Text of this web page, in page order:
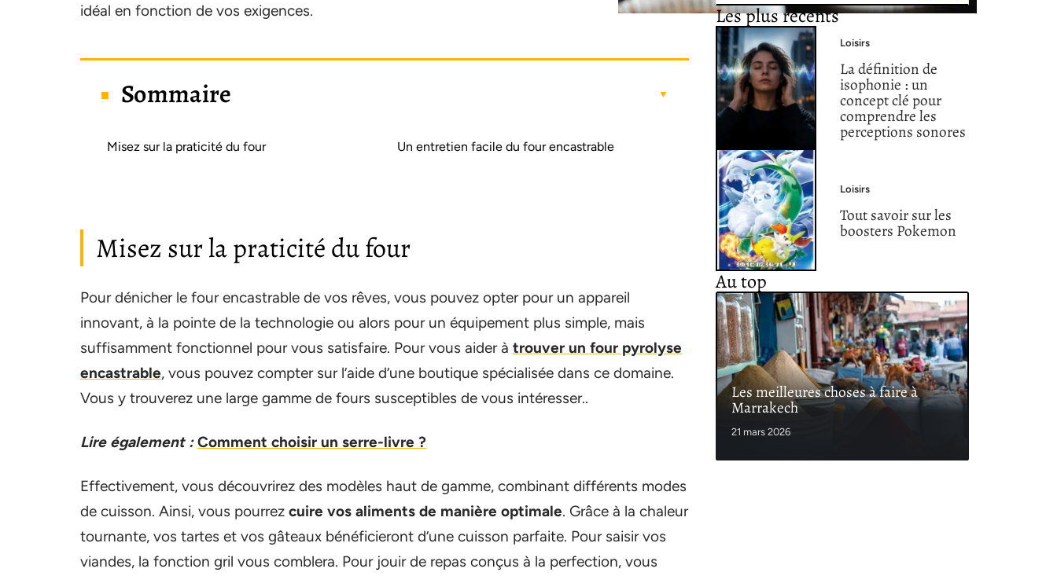
idéal en fonction de vos exigences.
Sommaire
Misez sur la praticité du four Un entretien facile du four encastrable
Misez sur la praticité du four
Pour dénicher le four encastrable de vos rêves, vous pouvez opter pour un appareil
innovant, à la pointe de la technologie ou alors pour un équipement plus simple, mais
suffisamment fonctionnel pour vous satisfaire. Pour vous aider à trouver un four pyrolyse
encastrable, vous pouvez compter sur l’aide d’une boutique spécialisée dans ce domaine.
Vous y trouverez une large gamme de fours susceptibles de vous intéresser..
Lire également : Comment choisir un serre-livre ?
Effectivement, vous découvrirez des modèles haut de gamme, combinant différents modes
de cuisson. Ainsi, vous pourrez cuire vos aliments de manière optimale. Grâce à la chaleur
tournante, vos tartes et vos gâteaux bénéficieront d’une cuisson parfaite. Pour saisir vos
viandes, la fonction gril vous comblera. Pour jouir de repas conçus à la perfection, vous
Les plus récents
Loisirs
La définition de
isophonie : un
concept clé pour
comprendre les
perceptions sonores
Loisirs
Tout savoir sur les
boosters Pokemon
Au top
Les meilleures choses à faire à
Marrakech
21 mars 2026